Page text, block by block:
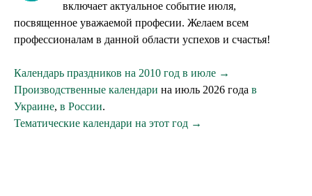
включает актуальное событие июля,
посвященное уважаемой професии. Желаем всем
профессионалам в данной области успехов и счастья!
Календарь праздников на 2010 год в июле →
Производственные календари на июль 2026 года в
Украине, в России.
Тематические календари на этот год →